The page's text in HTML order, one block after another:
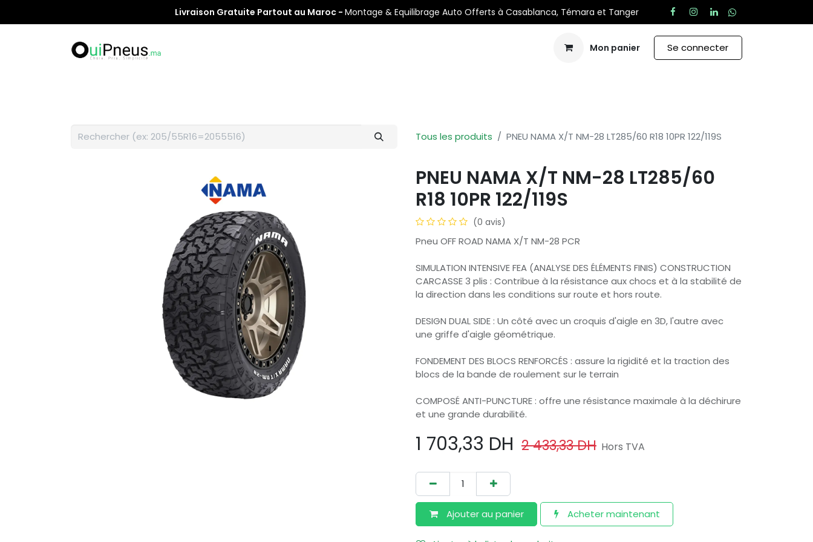
Livraison Gratuite Partout au Maroc - Montage & Equilibrage Auto Offerts à Casablanca, Témara et Tanger
Mon panier Se connecter
Tous les produits PNEU NAMA X/T NM-28 LT285/60 R18 10PR 122/119S
PNEU NAMA X/T NM-28 LT285/60
R18 10PR 122/119S
(0 avis)
Pneu OFF ROAD NAMA X/T NM-28 PCR
SIMULATION INTENSIVE FEA (ANALYSE DES ÉLÉMENTS FINIS) CONSTRUCTION
CARCASSE 3 plis : Contribue à la résistance aux chocs et à la stabilité de
la direction dans les conditions sur route et hors route.
DESIGN DUAL SIDE : Un côté avec un croquis d'aigle en 3D, l'autre avec
une griffe d'aigle géométrique.
FONDEMENT DES BLOCS RENFORCÉS : assure la rigidité et la traction des
blocs de la bande de roulement sur le terrain
COMPOSÉ ANTI-PUNCTURE : offre une résistance maximale à la déchirure
et une grande durabilité.
1 703,33 DH 2 433,33DH Hors TVA
Ajouter au​ panier Acheter maintenant